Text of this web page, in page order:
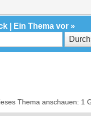
Ein Thema vor »
Thema anschauen: 1